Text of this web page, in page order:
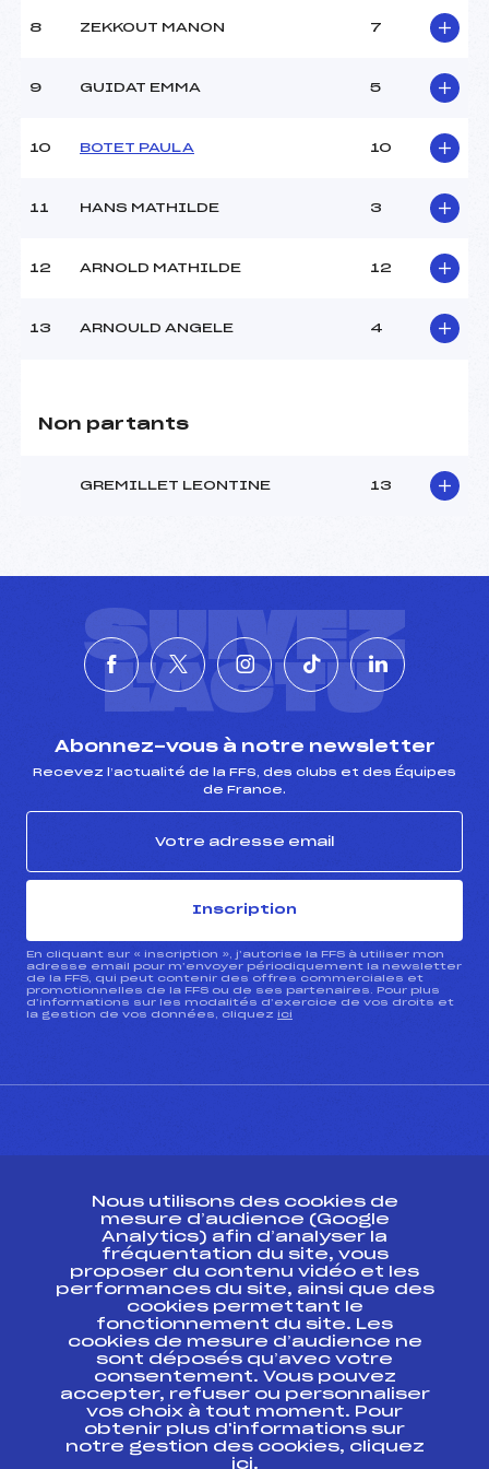
8 ZEKKOUT MANON 7
9 GUIDAT EMMA 5
10 BOTET PAULA 10
11 HANS MATHILDE 3
12 ARNOLD MATHILDE 12
13 ARNOULD ANGELE 4
Non partants
GREMILLET LEONTINE 13
SUIVEZ
L'ACTU
Abonnez-vous à notre newsletter
Recevez l’actualité de la FFS, des clubs et des Équipes
de France.
Inscription
En cliquant sur « inscription », j’autorise la FFS à utiliser mon
adresse email pour m’envoyer périodiquement la newsletter
de la FFS, qui peut contenir des offres commerciales et
promotionnelles de la FFS ou de ses partenaires. Pour plus
d’informations sur les modalités d’exercice de vos droits et
la gestion de vos données, cliquez ici
Ressources
Pass’Neige
Projet sportif fédéral
Projet de performance fédéral
Antidopage
Pôle Développement, Formation, Suivi
Scientifique
Listes ministérielles
Pôle vie de l’athlète
Nous utilisons des cookies de
mesure d’audience (Google
Analytics) afin d’analyser la
fréquentation du site, vous
proposer du contenu vidéo et les
performances du site, ainsi que des
cookies permettant le
fonctionnement du site. Les
cookies de mesure d’audience ne
sont déposés qu’avec votre
consentement. Vous pouvez
accepter, refuser ou personnaliser
vos choix à tout moment. Pour
obtenir plus d'informations sur
notre gestion des cookies, cliquez
ici.